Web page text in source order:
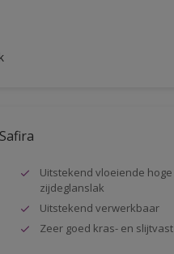
Uitstekend vloeiende hoge
zijdeglanslak
Uitstekend verwerkbaar
Zeer goed kras- en slijtvast